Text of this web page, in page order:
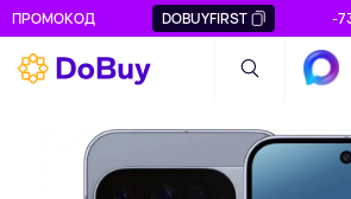
ПРОМОКОД DOBUYFIRST -